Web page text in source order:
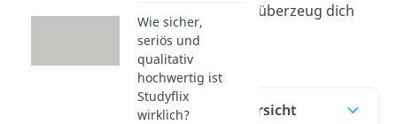
ihr Feedback — überzeug dich
selbst!
Inhaltsübersicht
Wie sicher,
seriös und
qualitativ
hochwertig ist
Studyflix
wirklich?